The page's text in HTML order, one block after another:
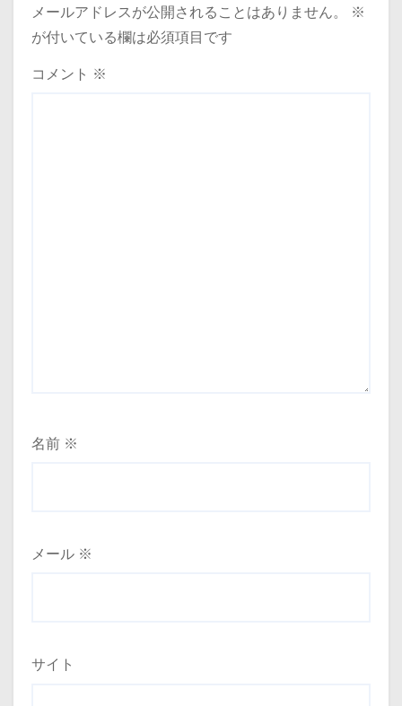
メールアドレスが公開されることはありません。
※
が付いている欄は必須項目です
コメント ※
名前 ※
メール ※
サイト